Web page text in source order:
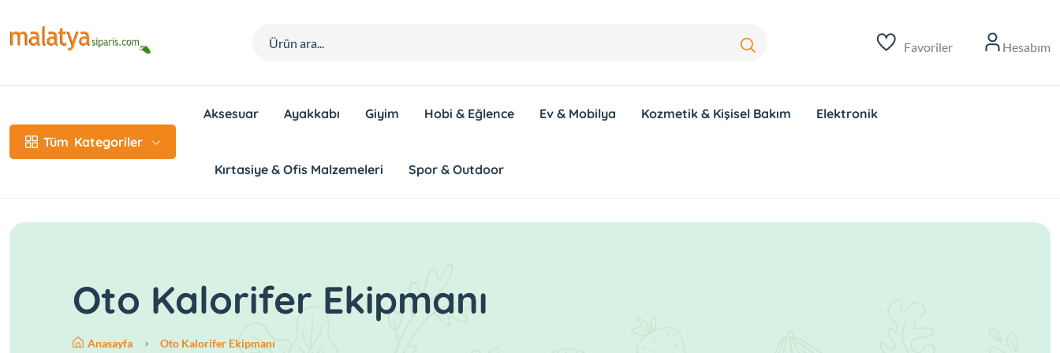
Favoriler Hesabım
Tüm Kategoriler
Aksesuar Ayakkabı Giyim Hobi & Eğlence Ev & Mobilya Kozmetik & Kişisel Bakım Elektronik
Kırtasiye & Ofis Malzemeleri Spor & Outdoor
Oto Kalorifer Ekipmanı
Anasayfa Oto Kalorifer Ekipmanı